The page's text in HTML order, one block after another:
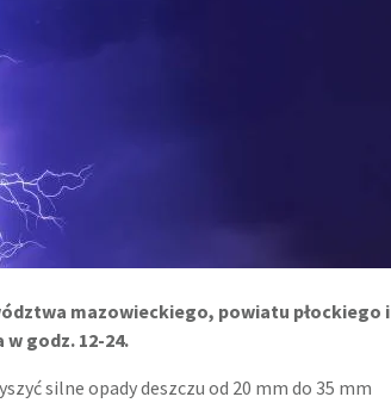
mazowieckiego, powiatu płockiego i
godz. 12-24.
silne opady deszczu od 20 mm do 35 mm